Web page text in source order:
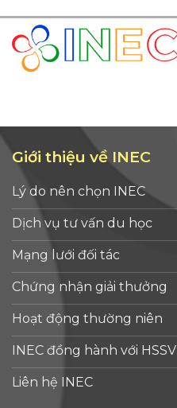
Giới thiệu về INEC
Lý do nên chọn INEC
Dịch vụ tư vấn du học
Mạng lưới đối tác
Chứng nhận giải thưởng
Hoạt động thường niên
INEC đồng hành với HSSV
Liên hệ INEC